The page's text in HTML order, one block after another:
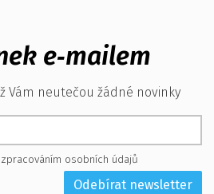
e‑mailem
Vám neutečou žádné novinky
osobních údajů
Odebírat newsletter